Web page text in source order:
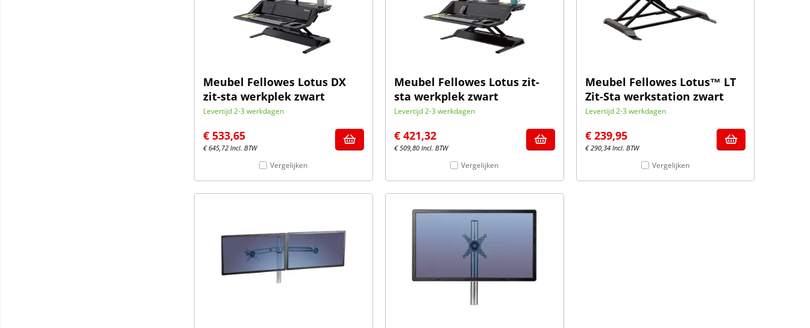
Meubel Fellowes Lotus DX
zit-sta werkplek zwart
Levertijd 2-3 werkdagen
€ 533,65
€645,72 Incl. BTW
Vergelijken
Meubel Fellowes Lotus zit-
sta werkplek zwart
Levertijd 2-3 werkdagen
€ 421,32
€509,80 Incl. BTW
Vergelijken
Meubel Fellowes Lotus™ LT
Zit-Sta werkstation zwart
Levertijd 2-3 werkdagen
€ 239,95
€290,34 Incl. BTW
Vergelijken